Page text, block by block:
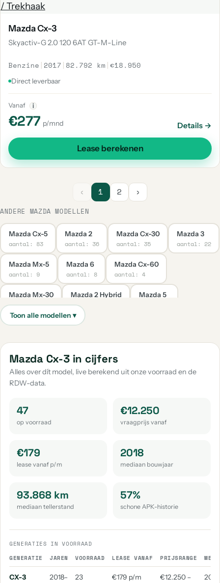
Mazda Cx-3
Skyactiv-G 2.0 120 6AT GT-M-Line
Benzine | 2017 | 82.792 km |€18.950
Direct leverbaar
Vanaf i
€277 p/mnd Details →
Lease berekenen
‹ 1 2 ›
ANDERE MAZDA MODELLEN
Mazda Cx-5
aantal: 83
Mazda 2
aantal: 36
Mazda Cx-30
aantal: 35
Mazda 3
aantal: 22
Mazda Mx-5
aantal: 9
Mazda 6
aantal: 8
Mazda Cx-60
aantal: 4
Mazda Mx-30
aantal: 4
Mazda 2 Hybrid
aantal: 1
Mazda 5
Mazda 6 Sportbreak
Mazda Cx-3 in cijfers
Alles over dít model, live berekend uit onze voorraad en de
RDW-data.
47
op voorraad
€12.250
vraagprijs vanaf
€179
lease vanaf p/m
2018
mediaan bouwjaar
93.868 km
mediaan tellerstand
57%
schone APK-historie
GENERATIES IN VOORRAAD
GENERATIE
JAREN VOORRAAD LEASE VANAF PRIJSRANGE
CX-3 2018– 23 €179 p/m €12.250 – 2018